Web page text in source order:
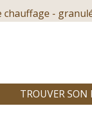
-
TROUVER SON